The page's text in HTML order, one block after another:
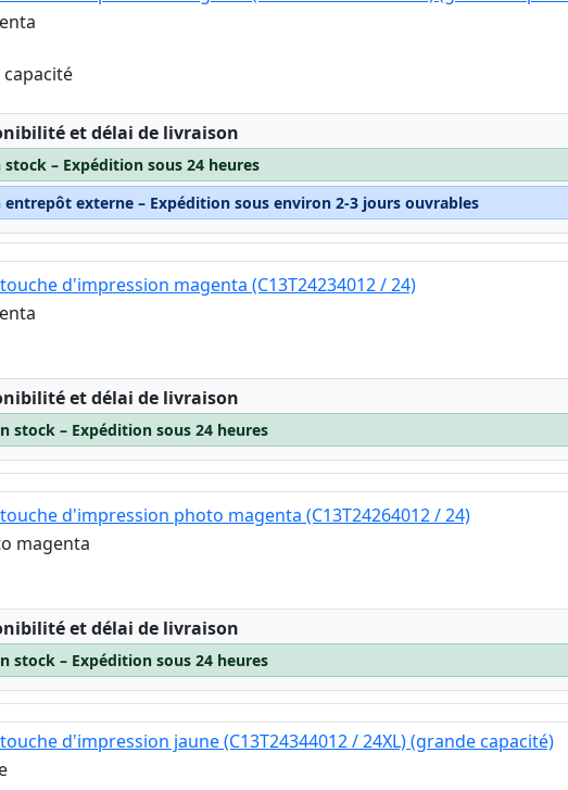
et délai de livraison
stock – Expédition sous 24 heures
entrepôt externe – Expédition sous environ 2-3 jours ouvrables
d'impression magenta (C13T24234012 / 24)
et délai de livraison
stock – Expédition sous 24 heures
d'impression photo magenta (C13T24264012 / 24)
magenta
et délai de livraison
stock – Expédition sous 24 heures
d'impression jaune (C13T24344012 / 24XL) (grande capacité)